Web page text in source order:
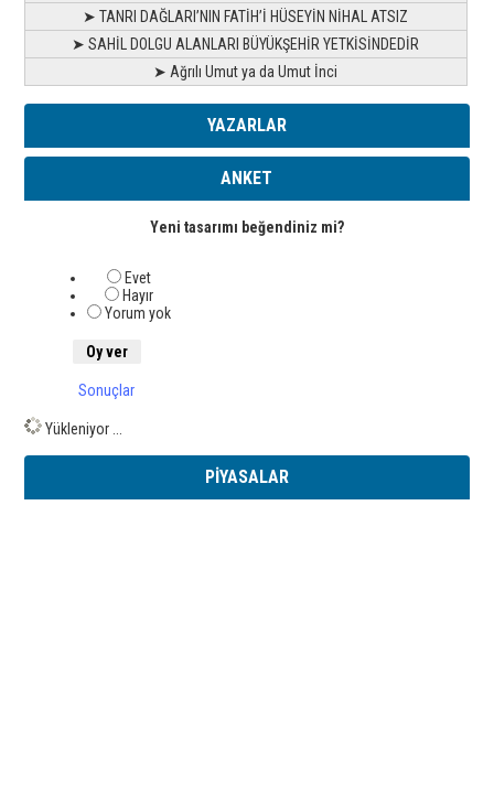
➤ TANRI DAĞLARI’NIN FATİH’İ HÜSEYİN NİHAL ATSIZ
➤ SAHİL DOLGU ALANLARI BÜYÜKŞEHİR YETKİSİNDEDİR
➤ Ağrılı Umut ya da Umut İnci
YAZARLAR
ANKET
Yeni tasarımı beğendiniz mi?
Evet
Hayır
Yorum yok
Sonuçlar
Yükleniyor ...
PİYASALAR